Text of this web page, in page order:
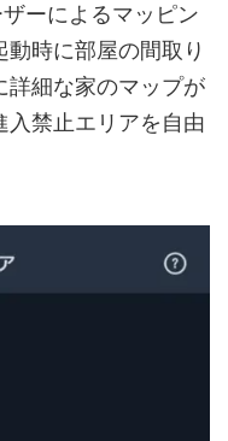
ーによるマッピン
時に部屋の間取り
詳細な家のマップが
入禁止エリアを自由